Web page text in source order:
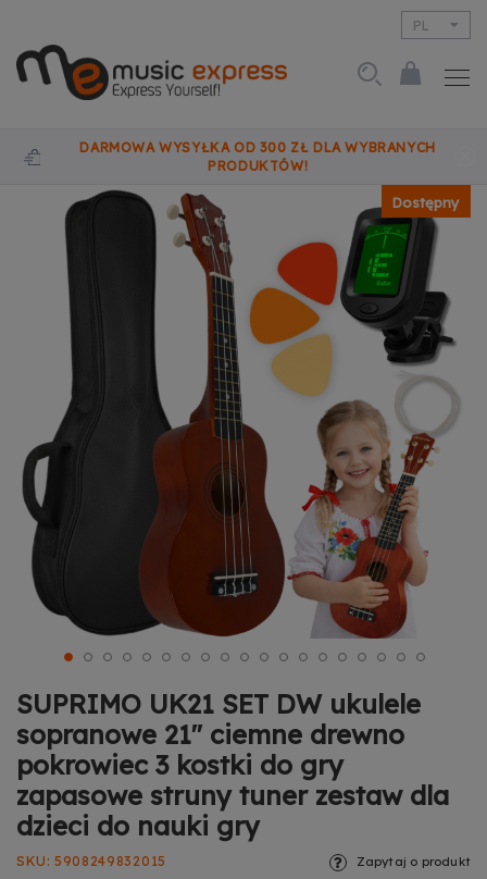
PL
DARMOWA WYSYŁKA OD 300 ZŁ DLA WYBRANYCH
PRODUKTÓW!
Dostępny
SUPRIMO UK21 SET DW ukulele
sopranowe 21" ciemne drewno
pokrowiec 3 kostki do gry
zapasowe struny tuner zestaw dla
dzieci do nauki gry
SKU 5908249832015 Zapytaj o produkt